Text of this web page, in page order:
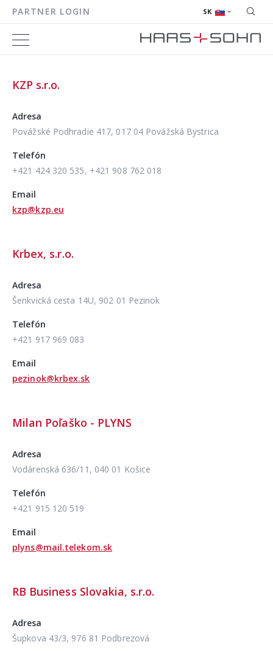
PARTNER LOGIN SK
KZP s.r.o.
Adresa
Povážské Podhradie 417, 017 04 Povážská Bystrica
Telefón
+421 424 320 535, +421 908 762 018
Email
kzp@kzp.eu
Krbex, s.r.o.
Adresa
Šenkvická cesta 14U, 902 01 Pezinok
Telefón
+421 917 969 083
Email
pezinok@krbex.sk
Milan Poľaško - PLYNS
Adresa
Vodárenská 636/11, 040 01 Košice
Telefón
+421 915 120 519
Email
plyns@mail.telekom.sk
RB Business Slovakia, s.r.o.
Adresa
Šupkova 43/3, 976 81 Podbrezová